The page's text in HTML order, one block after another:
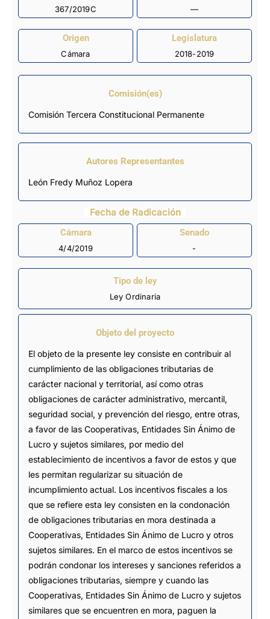
367/2019C —
Origen
Cámara
Legislatura
2018-2019
Comisión(es)
Comisión Tercera Constitucional Permanente
Autores Representantes
León Fredy Muñoz Lopera
Fecha de Radicación
Cámara
4/4/2019
Senado
-
Tipo de ley
Ley Ordinaria
Objeto del proyecto
El objeto de la presente ley consiste en contribuir al
cumplimiento de las obligaciones tributarias de
carácter nacional y territorial, así como otras
obligaciones de carácter administrativo, mercantil,
seguridad social, y prevención del riesgo, entre otras,
a favor de las Cooperativas, Entidades Sin Ánimo de
Lucro y sujetos similares, por medio del
establecimiento de incentivos a favor de estos y que
les permitan regularizar su situación de
incumplimiento actual. Los incentivos fiscales a los
que se refiere esta ley consisten en la condonación
de obligaciones tributarias en mora destinada a
Cooperativas, Entidades Sin Ánimo de Lucro y otros
sujetos similares. En el marco de estos incentivos se
podrán condonar los intereses y sanciones referidos a
obligaciones tributarias, siempre y cuando las
Cooperativas, Entidades Sin Ánimo de Lucro y sujetos
similares que se encuentren en mora, paguen la